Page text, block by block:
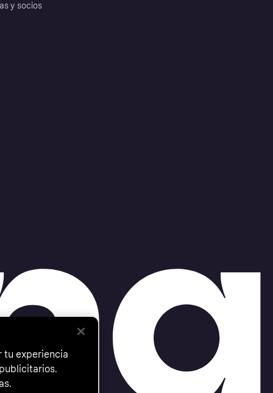
y socios
tu experiencia